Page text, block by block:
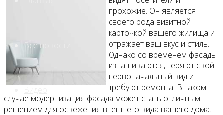
Все новости
прохожие. Он является
своего рода визитной
карточкой вашего жилища и
отражает ваш вкус и стиль.
Однако со временем фасады
изнашиваются, теряют свой
первоначальный вид и
требуют ремонта. В таком
случае модернизация фасада может стать отличным
решением для освежения внешнего вида вашего дома.